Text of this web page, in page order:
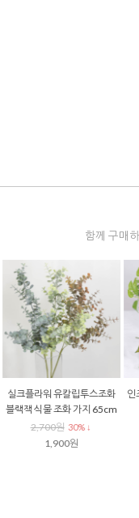
함께 구매
실크플라워 유칼립투스조화
블랙잭 식물 조화 가지 65cm
2,700원 30% ↓
1,900원
인